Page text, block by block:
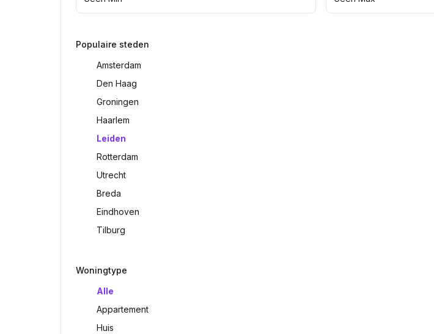
Populaire steden
Amsterdam
Den Haag
Groningen
Haarlem
Leiden
Rotterdam
Utrecht
Breda
Eindhoven
Tilburg
Woningtype
Alle
Appartement
Huis